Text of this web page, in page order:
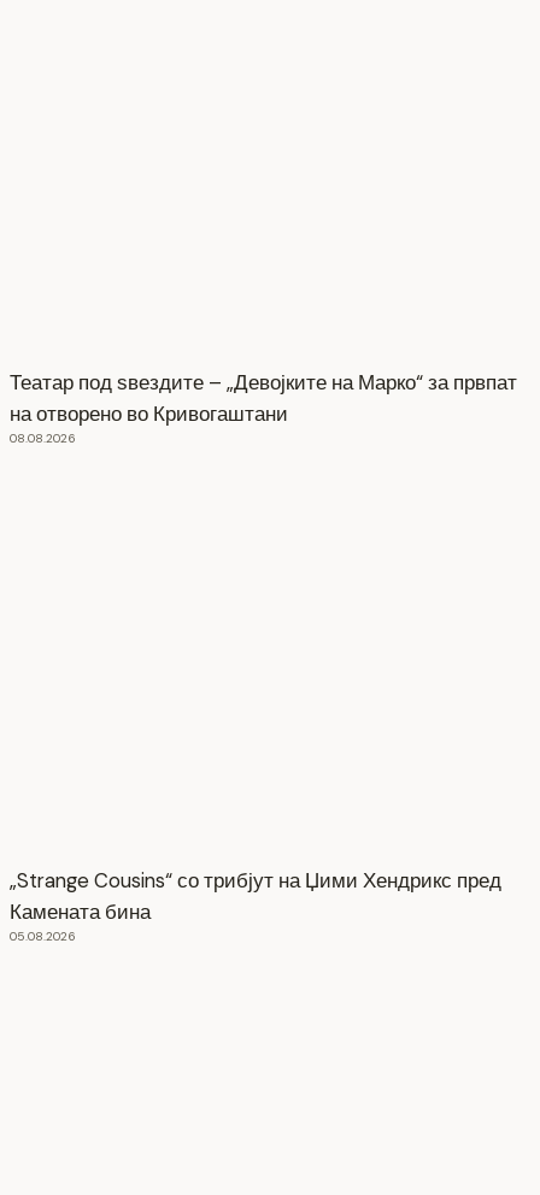
Театар под ѕвездите – „Девојките на Марко“ за првпат
на отворено во Кривогаштани
08.08.2026
„Strange Cousins“ со трибјут на Џими Хендрикс пред
Камената бина
05.08.2026